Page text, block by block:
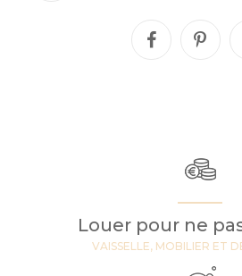
Louer pour ne
VAISSELLE, MOBILIER ET